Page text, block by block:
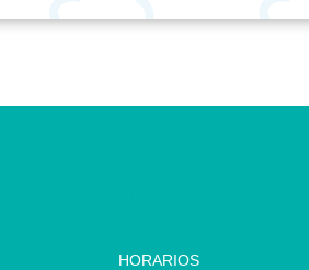
HORARIOS